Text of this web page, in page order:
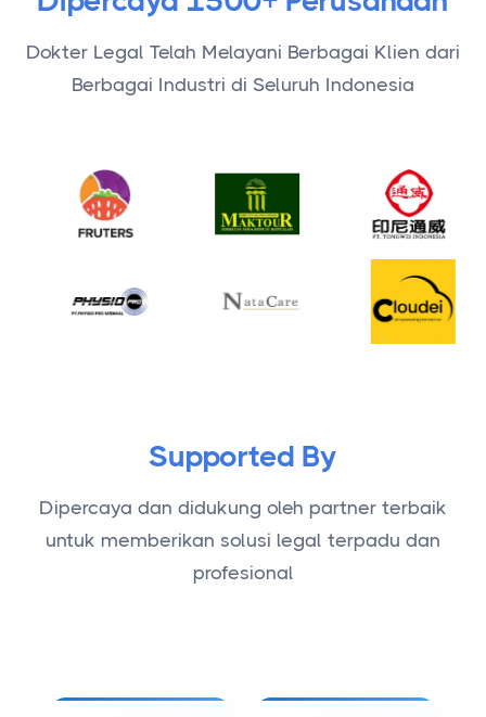
Dipercaya 1500+ Perusahaan
Dokter Legal Telah Melayani Berbagai Klien dari
Supported By
Dipercaya dan didukung oleh partner terbaik
untuk memberikan solusi legal terpadu dan